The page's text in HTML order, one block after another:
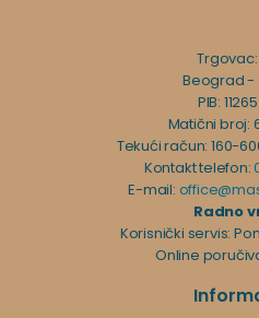
Trgovac:
Beograd -
PIB:
Matični broj:
Tekući račun: 160-
Kontakt telefon:
E-mail:
Radno
Korisnički servis:
Online